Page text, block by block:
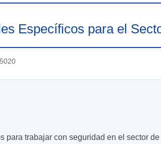
Específicos para el
trabajar con seguridad en el sector